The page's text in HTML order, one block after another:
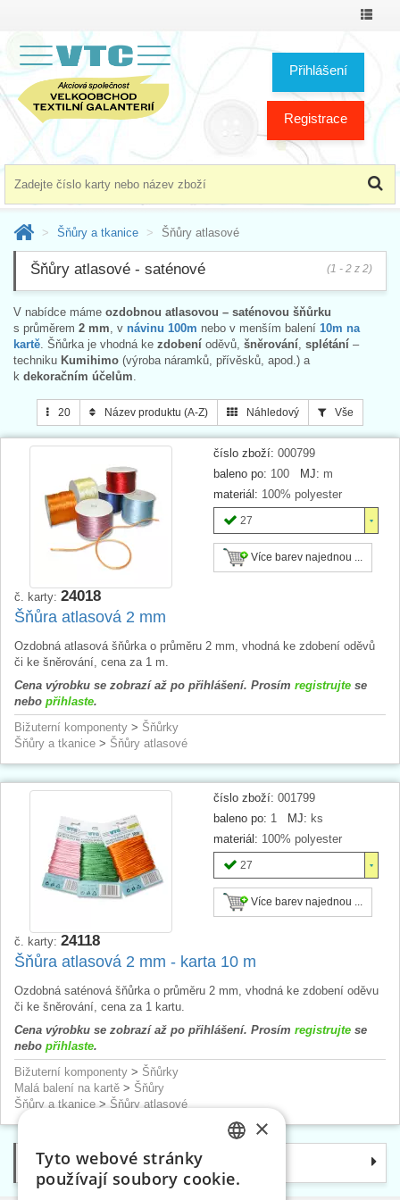
Přihlášení
Registrace
Šňůry a tkanice Šňůry atlasové
Šňůry atlasové - saténové (1 - 2 z 2)
V nabídce máme ozdobnou atlasovou – saténovou šňůrku
s průměrem 2 mm , v návinu 100m nebo v menším balení 10m na
kartě . Šňůrka je vhodná ke zdobení oděvů, šněrování splétání –
techniku Kumihimo (výroba náramků, přívěsků, apod.) a
k dekoračním účelům
20 Název produktu (A-Z) Náhledový Vše
číslo zboží: 000799
baleno po: 100 MJ: m
materiál: 100% polyester
27
Více barev najednou ...
č. karty: 24018
Šňůra atlasová 2 mm
Ozdobná atlasová šňůrka o průměru 2 mm, vhodná ke zdobení oděvů
či ke šněrování, cena za 1 m.
Cena výrobku se zobrazí až po přihlášení. Prosím registrujte se
nebo přihlaste.
Bižuterní komponenty > Šňůrky
Šňůry a tkanice > Šňůry atlasové
číslo zboží: 001799
baleno po: 1 MJ: ks
materiál: 100% polyester
27
Více barev najednou ...
č. karty: 24118
Šňůra atlasová 2 mm - karta 10 m
Ozdobná saténová šňůrka o průměru 2 mm, vhodná ke zdobení oděvu
či ke šněrování, cena za 1 kartu.
Cena výrobku se zobrazí až po přihlášení. Prosím registrujte se
nebo přihlaste.
Bižuterní komponenty > Šňůrky
Malá balení na kartě > Šňůry
Šňůry a tkanice > Šňůry atlasové
Kategorie
×
Tyto webové stránky
používají soubory cookie.